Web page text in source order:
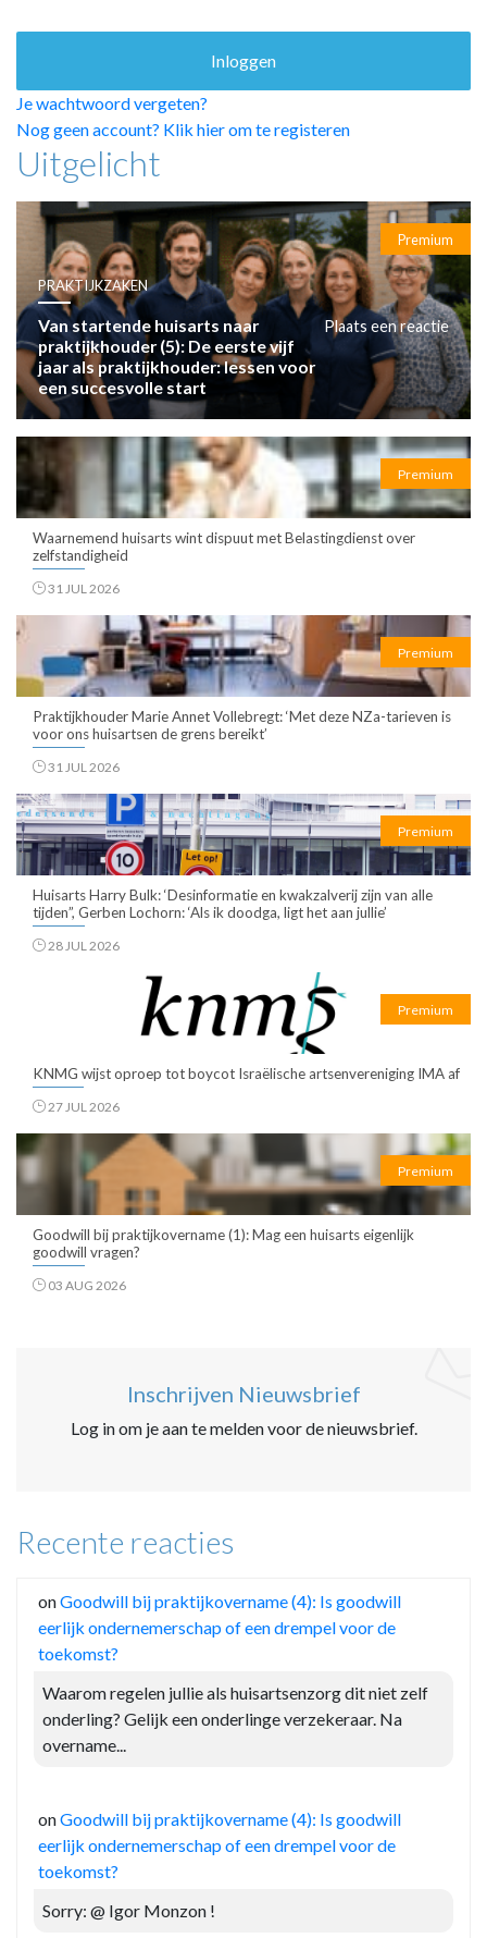
PRAKTIJKZAKEN
TARIEVEN
VPHUISARTSEN
MEDISCHE VAKHANDEL
INLOGGEN
REGISTRATIE
Je wachtwoord vergeten?
Nog geen account? Klik hier om te registeren
Uitgelicht
Premium
PRAKTIJKZAKEN
Van startende huisarts naar
praktijkhouder (5): De eerste vijf
jaar als praktijkhouder: lessen voor
een succesvolle start
Plaats een reactie
Premium
Waarnemend huisarts wint dispuut met Belastingdienst over
zelfstandigheid
31 JUL 2026
Premium
Praktijkhouder Marie Annet Vollebregt: ‘Met deze NZa-tarieven is
voor ons huisartsen de grens bereikt’
31 JUL 2026
Premium
Huisarts Harry Bulk: ‘Desinformatie en kwakzalverij zijn van alle
tijden”, Gerben Lochorn: ‘Als ik doodga, ligt het aan jullie’
28 JUL 2026
Premium
KNMG wijst oproep tot boycot Israëlische artsenvereniging IMA af
27 JUL 2026
Premium
Goodwill bij praktijkovername (1): Mag een huisarts eigenlijk
goodwill vragen?
03 AUG 2026
Inschrijven Nieuwsbrief
Log in om je aan te melden voor de nieuwsbrief.
Recente reacties
onGoodwill bij praktijkovername (4): Is goodwill
eerlijk ondernemerschap of een drempel voor de
toekomst?
Waarom regelen jullie als huisartsenzorg dit niet zelf
onderling? Gelijk een onderlinge verzekeraar. Na
overname...
onGoodwill bij praktijkovername (4): Is goodwill
eerlijk ondernemerschap of een drempel voor de
toekomst?
Sorry: @ Igor Monzon !